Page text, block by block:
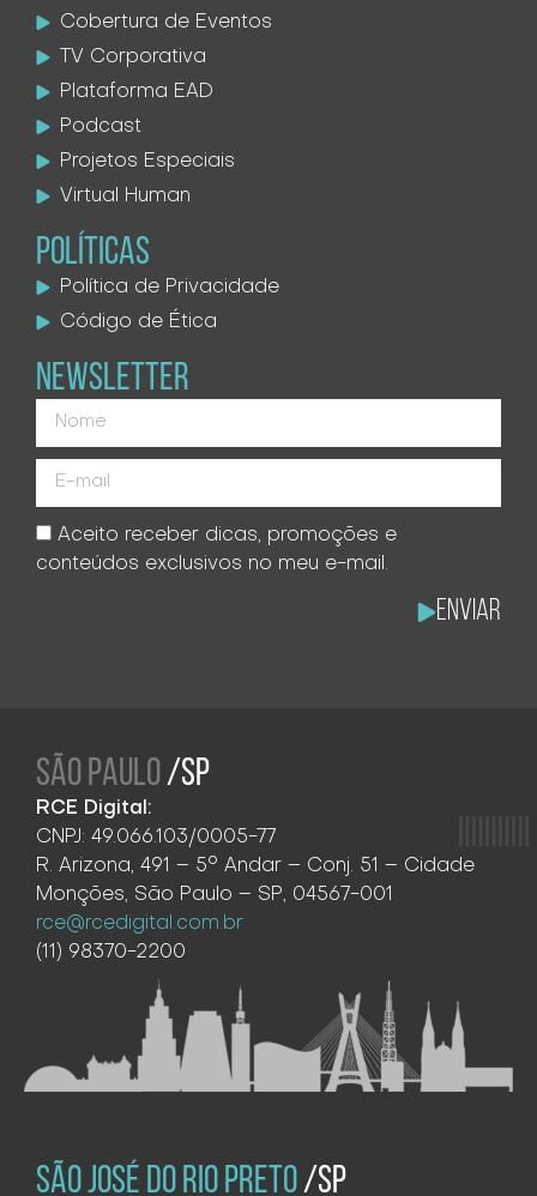
Cobertura de Eventos
TV Corporativa
Plataforma EAD
Podcast
Projetos Especiais
Virtual Human
POLÍTICAS
Política de Privacidade
Código de Ética
NEWSLETTER
Aceito receber dicas, promoções e
conteúdos exclusivos no meu e-mail.
Enviar
SÃO PAULO/SP
RCE Digital:
CNPJ: 49.066.103/0005-77
R. Arizona, 491 – 5° Andar – Conj. 51 – Cidade
Monções, São Paulo – SP, 04567-001
rce@rcedigital.com.br
(11) 98370-2200
SÃO JOSÉ DO RIO PRETO/SP